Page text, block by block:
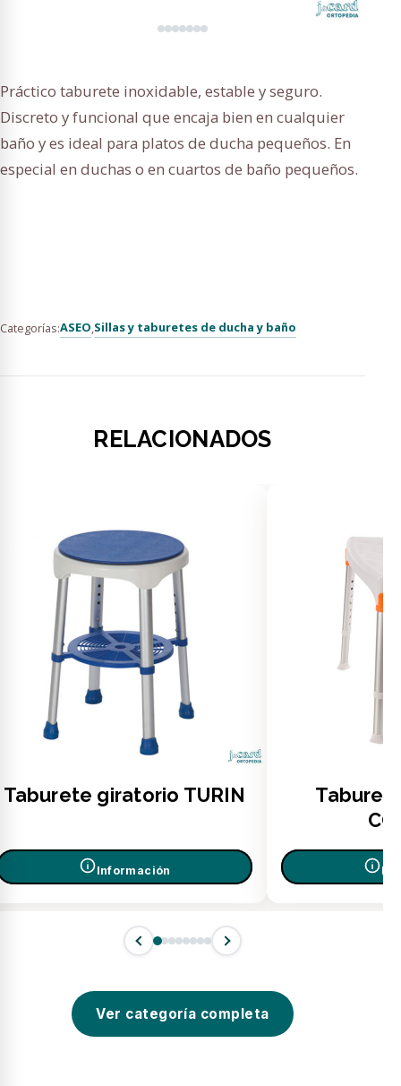
Práctico taburete inoxidable, estable y seguro.
Discreto y funcional que encaja bien en cualquier
baño y es ideal para platos de ducha pequeños. En
especial en duchas o en cuartos de baño pequeños.
Categorías:ASEO,Sillas y taburetes de ducha y baño
RELACIONADOS
Taburete giratorio TURIN
Información
Ver categoría completa